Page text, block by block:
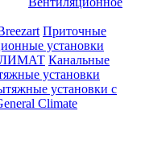
Приточные
установки
Канальные
установки
установки с
Climate